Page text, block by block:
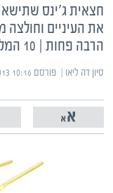
חצאית ג'ינס
את העיניים וחולצה
הרבה פחות | 10 המלצות השופינג השבועיות שלנו
סיון דה ליאו | ‏פורסם ‎24/01/2013 10:16